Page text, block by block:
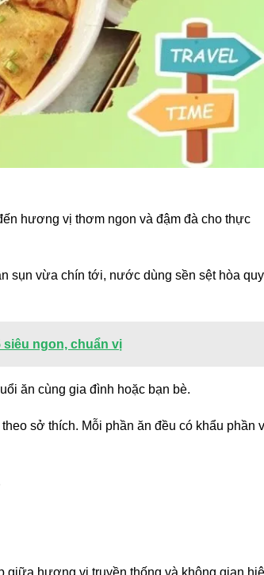
hương vị thơm ngon và đậm đà cho thực
sụn vừa chín tới, nước dùng sền sệt hòa
siêu ngon, chuẩn vị
ăn cùng gia đình hoặc bạn bè.
sở thích. Mỗi phần ăn đều có khẩu phần